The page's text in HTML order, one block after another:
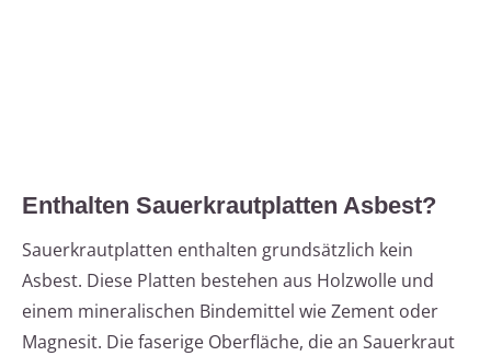
Enthalten Sauerkrautplatten Asbest?
Sauerkrautplatten enthalten grundsätzlich kein
Asbest. Diese Platten bestehen aus Holzwolle und
einem mineralischen Bindemittel wie Zement oder
Magnesit. Die faserige Oberfläche, die an Sauerkraut